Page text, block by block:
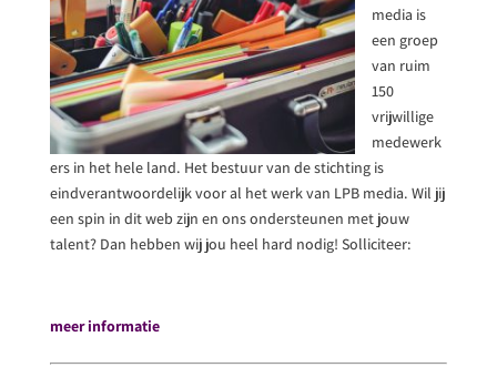
media is
een groep
van ruim
150
vrijwillige
medewerk
ers in het hele land. Het bestuur van de stichting is
eindverantwoordelijk voor al het werk van LPB media. Wil jij
een spin in dit web zijn en ons ondersteunen met jouw
talent? Dan hebben wij jou heel hard nodig! Solliciteer:
meer informatie